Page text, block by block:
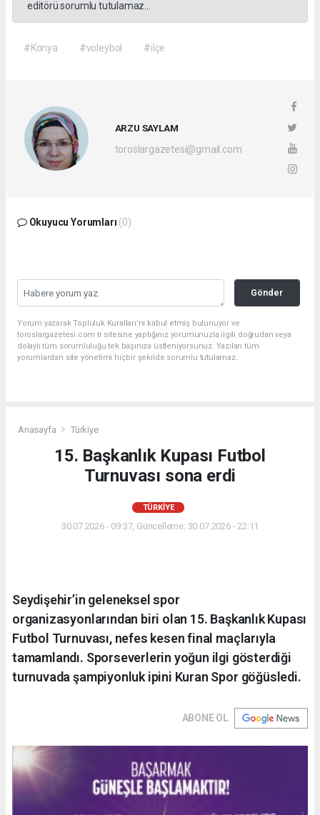
editörü sorumlu tutulamaz...
#Konya #voleybol #ilçe
ARZU SAYLAM
toroslargazetesi@gmail.com
Okuyucu Yorumları (0)
Gönder
Yorum yazarak Topluluk Kuralları’nı kabul etmiş bulunuyor ve
toroslargazetesi.com.tr sitesine yaptığınız yorumunuzla ilgili doğrudan veya
dolaylı tüm sorumluluğu tek başınıza üstleniyorsunuz. Yazılan tüm
yorumlardan site yönetimi hiçbir şekilde sorumlu tutulamaz.
Anasayfa Türkiye
15. Başkanlık Kupası Futbol
Turnuvası sona erdi
TÜRKIYE
30.07.2026 - 09:37, Güncelleme: 30.07.2026 - 22:11
Seydişehir’in geleneksel spor
organizasyonlarından biri olan 15. Başkanlık Kupası
Futbol Turnuvası, nefes kesen final maçlarıyla
tamamlandı. Sporseverlerin yoğun ilgi gösterdiği
turnuvada şampiyonluk ipini Kuran Spor göğüsledi.
ABONE OL